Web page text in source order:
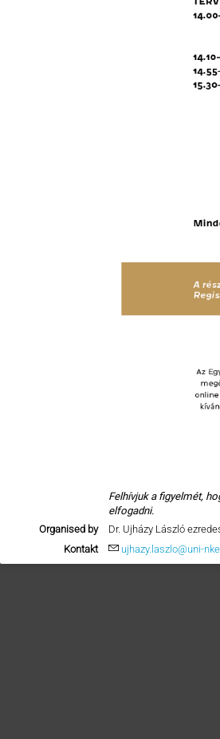
Felhívjuk a figyelmét,
elfogadni.
Organised by
Dr. Ujházy László
Kontakt
ujhazy.laszlo@uni-